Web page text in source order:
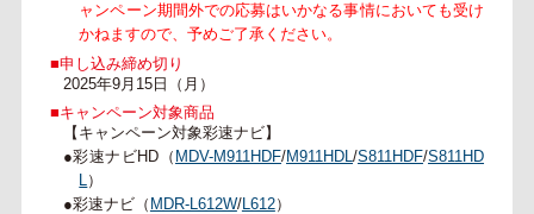
ャンペーン期間外での応募はいかなる事情においても受け
かねますので、予めご了承ください。
■申し込み締め切り
2025年9月15日（月）
■キャンペーン対象商品
【キャンペーン対象彩速ナビ】
●彩速ナビHD（ MDV-M911HDF/M911HDL/S811HDF/S811HD
）
●彩速ナビ（ MDR-L612W/L612）